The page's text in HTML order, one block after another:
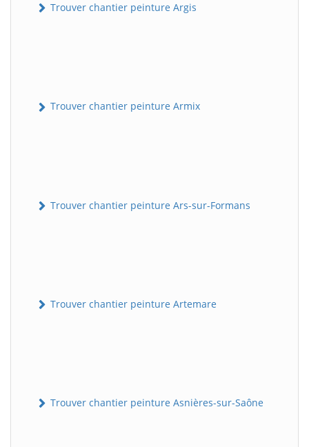
Trouver chantier peinture Argis
Trouver chantier peinture Armix
Trouver chantier peinture Ars-sur-Formans
Trouver chantier peinture Artemare
Trouver chantier peinture Asnières-sur-Saône